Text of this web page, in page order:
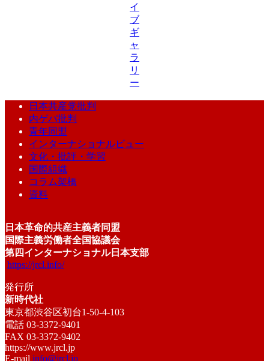
イ
ブ
ギ
ャ
ラ
リ
ー
日本共産党批判
内ゲバ批判
青年同盟
インターナショナルビュー
文化・批評・学習
国際組織
コラム架橋
資料
日本革命的共産主義者同盟
国際主義労働者全国協議会
第四インターナショナル日本支部
https://jrcl.info/
発行所
新時代社
東京都渋谷区初台1-50-4-103
電話 03-3372-9401
FAX 03-3372-9402
https://www.jrcl.jp
E-mail info@jrcl.jp